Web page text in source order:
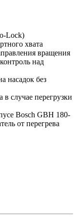
Lock)
хвата
вращения
над
насадок без
в случае перегрузки
Bosch GBH 180-
от перегрева